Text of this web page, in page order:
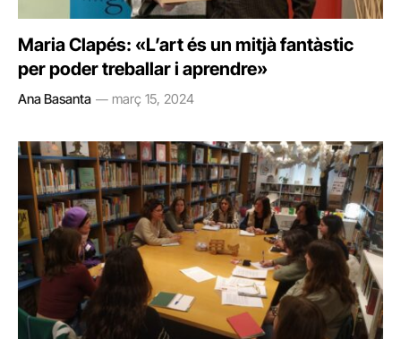
Maria Clapés: «L’art és un mitjà fantàstic
per poder treballar i aprendre»
Ana Basanta març 15, 2024